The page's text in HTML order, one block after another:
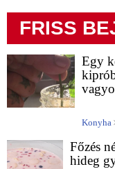
FRISS
Egy
Konyha
Főzés
hideg